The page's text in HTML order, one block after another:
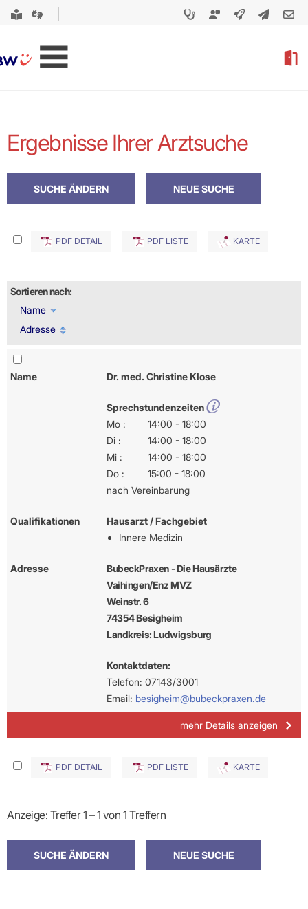
Ergebnisse Ihrer Arztsuche
PDF DETAIL PDF LISTE KARTE
Sortieren nach:
Name
Adresse
Name Dr. med. Christine Klose
Sprechstundenzeiten
Mo :
14:00 - 18:00
Di :
14:00 - 18:00
Mi :
14:00 - 18:00
Do :
15:00 - 18:00
nach Vereinbarung
Qualifikationen
Hausarzt / Fachgebiet
Innere Medizin
Adresse
BubeckPraxen - Die Hausärzte
Vaihingen/Enz MVZ
Weinstr. 6
74354 Besigheim
Landkreis: Ludwigsburg
Kontaktdaten:
Telefon: 07143/3001
Email: besigheim@bubeckpraxen.de
mehr Details anzeigen
PDF DETAIL PDF LISTE KARTE
Anzeige: Treffer 1 – 1 von 1 Treffern